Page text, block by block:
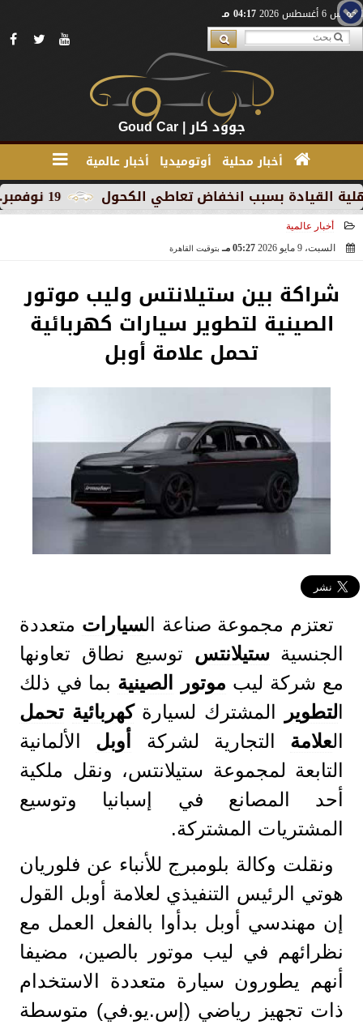
الخميس 6 أغسطس 2026 04:17 مـ
جوود كار | Goud Car
أخبار محلية أوتوميديا أخبار عالمية
19 نوفمبر.. إنطلاق 《أوتو إكس》 أكبر معرض لموزعين السيارات المعتمدين في مصر بسبب انخفاض تعاطي الكحول
أخبار عالمية
السبت، 9 مايو 2026
05:27 مـ بتوقيت القاهرة
شراكة بين ستيلانتس وليب موتور
الصينية لتطوير سيارات كهربائية
تحمل علامة أوبل
تعتزم مجموعة صناعة السيارات متعددة
الجنسيةستيلانتس توسيع نطاق تعاونها
مع شركة ليب موتور الصينية بما في ذلك
لتطوير المشترك لسيارةكهربائية تحمل
العلامة التجارية لشركة أوبل الألمانية
التابعة لمجموعة ستيلانتس، ونقل ملكية
أحد المصانع في إسبانيا وتوسيع
المشتريات المشتركة.
ونقلت وكالة بلومبرج للأنباء عن فلوريان
هوتي الرئيس التنفيذي لعلامة أوبل القول
إن مهندسي أوبل بدأوا بالفعل العمل مع
نظرائهم في ليب موتور بالصين، مضيفا
أنهم يطورون سيارة متعددة الاستخدام
ذات تجهيز رياضي (إس.يو.في) متوسطة